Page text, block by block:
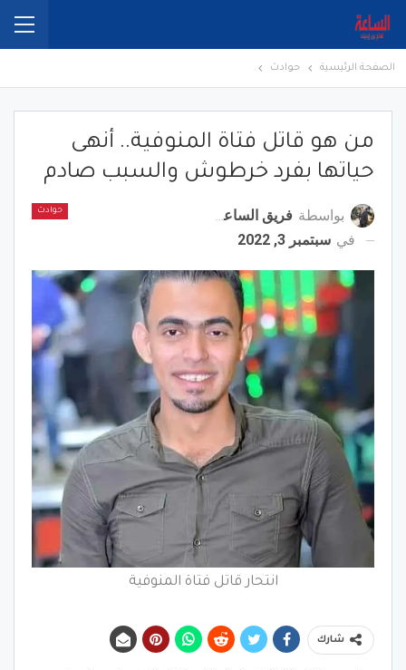
الصفحة الرئيسية حوادث
من هو قاتل فتاة المنوفية.. أنهى
حياتها بفرد خرطوش والسبب صادم
حوادث بواسطة فريق الساعة برس
في سبتمبر 3, 2022
انتحار قاتل فتاة المنوفية
شارك